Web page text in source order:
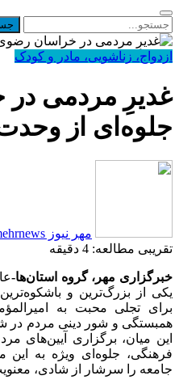
ازدواج، زناشویی، مادر و کودک
غدیرِ مردمی
جلوه‌ای از
مهر نیوز mehrnews
تقریبی مطالعه: 4 دقیقه
خبرگزاری مهر، گروه استان‌ها-
یکی از بزرگ‌ترین و
برای تجلی محبت به
همبستگی و شور دینی مردم در
این میان، برگزاری آیین‌های
فرهنگی، جلوه‌ای ویژه به
جامعه را سرشار از شادی،